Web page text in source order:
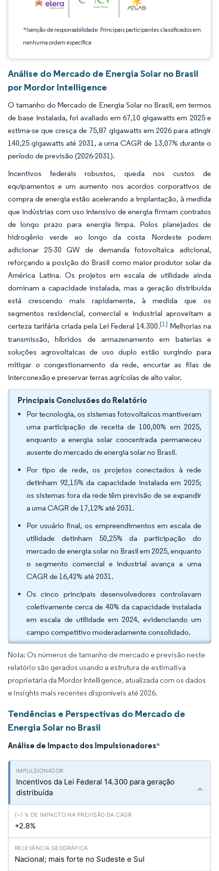
*Isenção de responsabilidade: Principais participantes classificados em
nenhuma ordem específica
Análise do Mercado de Energia Solar no Brasil
por Mordor Intelligence
O tamanho do Mercado de Energia Solar no Brasil, em termos
de base instalada, foi avaliado em 67,10 gigawatts em 2025 e
estima-se que cresça de 75,87 gigawatts em 2026 para atingir
140,25 gigawatts até 2031, a uma CAGR de 13,07% durante o
período de previsão (2026-2031).
Incentivos federais robustos, queda nos custos de
equipamentos e um aumento nos acordos corporativos de
compra de energia estão acelerando a implantação, à medida
que indústrias com uso intensivo de energia firmam contratos
de longo prazo para energia limpa. Polos planejados de
hidrogênio verde ao longo da costa Nordeste podem
adicionar 25-30 GW de demanda fotovoltaica adicional,
reforçando a posição do Brasil como maior produtor solar da
América Latina. Os projetos em escala de utilidade ainda
dominam a capacidade instalada, mas a geração distribuída
está crescendo mais rapidamente, à medida que os
segmentos residencial, comercial e industrial aproveitam a
certeza tarifária criada pela Lei Federal 14.300.[1] Melhorias na
transmissão, híbridos de armazenamento em baterias e
soluções agrovoltaicas de uso duplo estão surgindo para
mitigar o congestionamento da rede, encurtar as filas de
interconexão e preservar terras agrícolas de alto valor.
Principais Conclusões do Relatório
Por tecnologia, os sistemas fotovoltaicos mantiveram
uma participação de receita de 100,00% em 2025,
enquanto a energia solar concentrada permaneceu
ausente do mercado de energia solar no Brasil.
Por tipo de rede, os projetos conectados à rede
detinham 92,15% da capacidade instalada em 2025;
os sistemas fora da rede têm previsão de se expandir
a uma CAGR de 17,12% até 2031.
Por usuário final, os empreendimentos em escala de
utilidade detinham 50,25% da participação do
mercado de energia solar no Brasil em 2025, enquanto
o segmento comercial e industrial avança a uma
CAGR de 16,42% até 2031.
Os cinco principais desenvolvedores controlavam
coletivamente cerca de 40% da capacidade instalada
em escala de utilidade em 2024, evidenciando um
campo competitivo moderadamente consolidado.
Nota: Os números de tamanho de mercado e previsão neste
relatório são gerados usando a estrutura de estimativa
proprietária da Mordor Intelligence, atualizada com os dados
e insights mais recentes disponíveis até 2026.
Tendências e Perspectivas do Mercado de
Energia Solar no Brasil
Análise de Impacto dos Impulsionadores*
Incentivos da Lei Federal 14.300 para geração
distribuída
+2.8%
Nacional; mais forte no Sudeste e Sul